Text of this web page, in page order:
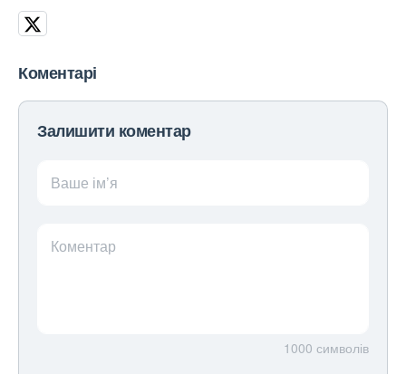
Коментарі
Залишити коментар
Ваше ім’я
Коментар
1000 символів